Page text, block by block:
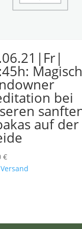
bei
auf der
€
Versand